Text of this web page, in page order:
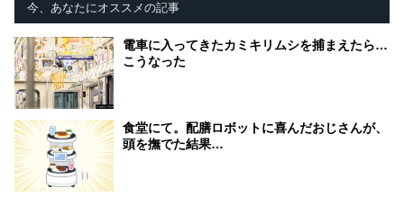
今、あなたにオススメの記事
電車に入ってきたカミキリムシを捕まえたら…
こうなった
食堂にて。配膳ロボットに喜んだおじさんが、
頭を撫でた結果…